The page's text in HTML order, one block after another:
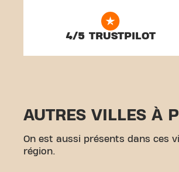
4/5 TRUSTPILOT
AUTRES VILLES À
On est aussi présents dans ces
région.